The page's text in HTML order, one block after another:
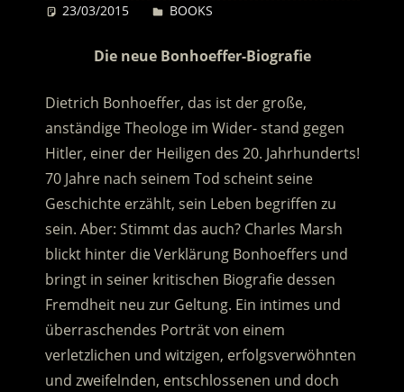
23/03/2015 Desiree
BOOKS
Die neue Bonhoeffer-Biografie
Dietrich Bonhoeffer, das ist der große,
anständige Theologe im Wider- stand gegen
Hitler, einer der Heiligen des 20. Jahrhunderts!
70 Jahre nach seinem Tod scheint seine
Geschichte erzählt, sein Leben begriffen zu
sein. Aber: Stimmt das auch? Charles Marsh
blickt hinter die Verklärung Bonhoeffers und
bringt in seiner kritischen Biografie dessen
Fremdheit neu zur Geltung. Ein intimes und
überraschendes Porträt von einem
verletzlichen und witzigen, erfolgsverwöhnten
und zweifelnden, entschlossenen und doch